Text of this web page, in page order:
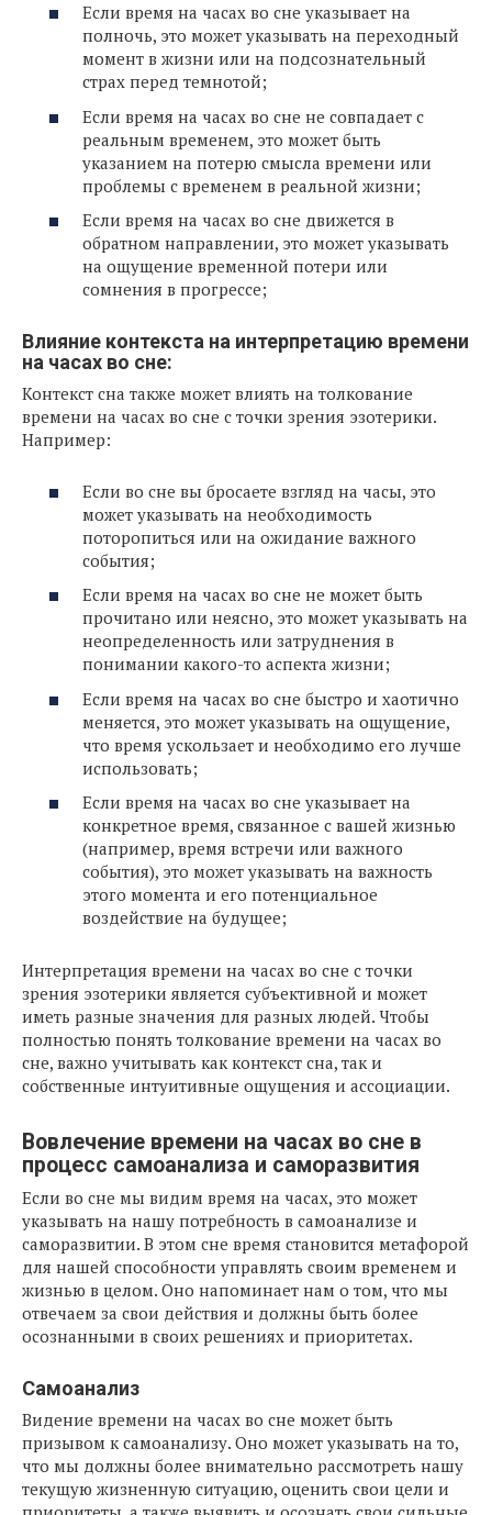
Если время на часах во сне указывает на
полночь, это может указывать на переходный
момент в жизни или на подсознательный
страх перед темнотой;
Если время на часах во сне не совпадает с
реальным временем, это может быть
указанием на потерю смысла времени или
проблемы с временем в реальной жизни;
Если время на часах во сне движется в
обратном направлении, это может указывать
на ощущение временной потери или
сомнения в прогрессе;
Влияние контекста на интерпретацию времени
на часах во сне:
Контекст сна также может влиять на толкование
времени на часах во сне с точки зрения эзотерики.
Например:
Если во сне вы бросаете взгляд на часы, это
может указывать на необходимость
поторопиться или на ожидание важного
события;
Если время на часах во сне не может быть
прочитано или неясно, это может указывать на
неопределенность или затруднения в
понимании какого-то аспекта жизни;
Если время на часах во сне быстро и хаотично
меняется, это может указывать на ощущение,
что время ускользает и необходимо его лучше
использовать;
Если время на часах во сне указывает на
конкретное время, связанное с вашей жизнью
(например, время встречи или важного
события), это может указывать на важность
этого момента и его потенциальное
воздействие на будущее;
Интерпретация времени на часах во сне с точки
зрения эзотерики является субъективной и может
иметь разные значения для разных людей. Чтобы
полностью понять толкование времени на часах во
сне, важно учитывать как контекст сна, так и
собственные интуитивные ощущения и ассоциации.
Вовлечение времени на часах во сне в
процесс самоанализа и саморазвития
Если во сне мы видим время на часах, это может
указывать на нашу потребность в самоанализе и
саморазвитии. В этом сне время становится метафорой
для нашей способности управлять своим временем и
жизнью в целом. Оно напоминает нам о том, что мы
отвечаем за свои действия и должны быть более
осознанными в своих решениях и приоритетах.
Самоанализ
Видение времени на часах во сне может быть
призывом к самоанализу. Оно может указывать на то,
что мы должны более внимательно рассмотреть нашу
текущую жизненную ситуацию, оценить свои цели и